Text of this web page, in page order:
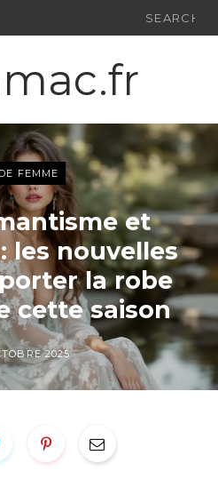
Search
FEMME
et
les nouvelles
la robe
cette saison
2025